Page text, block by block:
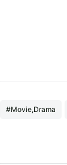
#Movie,Drama